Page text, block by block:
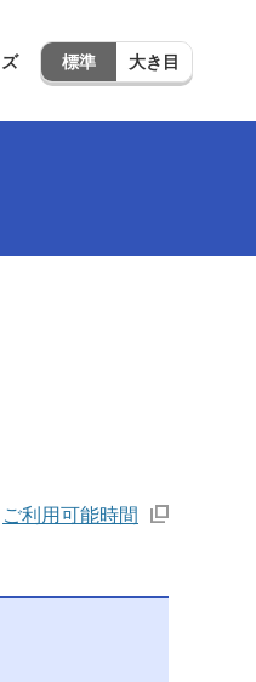
標準 大き目
ご利用可能時間